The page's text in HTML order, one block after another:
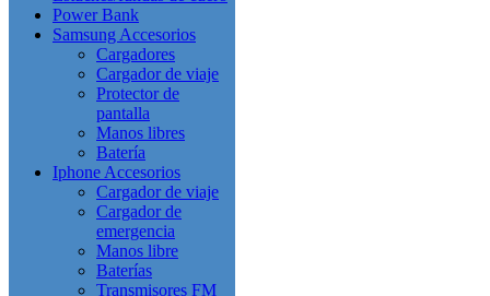
Power Bank
Samsung Accesorios
Cargadores
Cargador de viaje
Protector de
pantalla
Manos libres
Batería
Iphone Accesorios
Cargador de viaje
Cargador de
emergencia
Manos libre
Baterías
Transmisores FM